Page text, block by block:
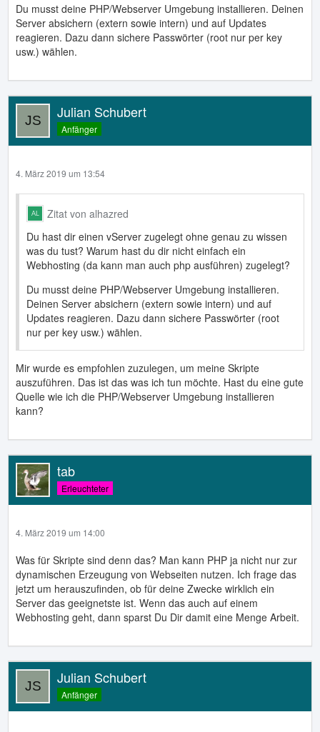
Du musst deine PHP/Webserver Umgebung installieren. Deinen
Server absichern (extern sowie intern) und auf Updates
reagieren. Dazu dann sichere Passwörter (root nur per key
usw.) wählen.
Julian Schubert
Anfänger
4. März 2019 um 13:54
Zitat von alhazred
Du hast dir einen vServer zugelegt ohne genau zu wissen
was du tust? Warum hast du dir nicht einfach ein
Webhosting (da kann man auch php ausführen) zugelegt?
Du musst deine PHP/Webserver Umgebung installieren.
Deinen Server absichern (extern sowie intern) und auf
Updates reagieren. Dazu dann sichere Passwörter (root
nur per key usw.) wählen.
Mir wurde es empfohlen zuzulegen, um meine Skripte
auszuführen. Das ist das was ich tun möchte. Hast du eine gute
Quelle wie ich die PHP/Webserver Umgebung installieren
kann?
tab
Erleuchteter
4. März 2019 um 14:00
Was für Skripte sind denn das? Man kann PHP ja nicht nur zur
dynamischen Erzeugung von Webseiten nutzen. Ich frage das
jetzt um herauszufinden, ob für deine Zwecke wirklich ein
Server das geeignetste ist. Wenn das auch auf einem
Webhosting geht, dann sparst Du Dir damit eine Menge Arbeit.
Julian Schubert
Anfänger